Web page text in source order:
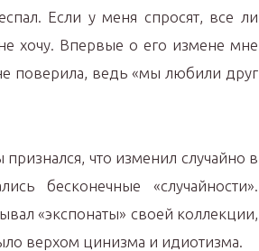
Если у меня спросят, все ли
хочу. Впервые о его измене мне
поверила, ведь «мы любили друг
что изменил случайно в
бесконечные «случайности».
«экспонаты» своей коллекции,
верхом цинизма и идиотизма.